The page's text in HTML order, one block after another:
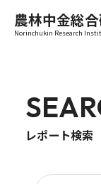
農林中金総
Norinchukin Research
レポート検索